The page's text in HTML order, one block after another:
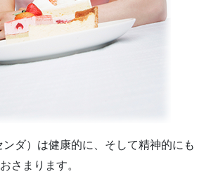
ダ）は健康的に、そして精神的にも
さまります。